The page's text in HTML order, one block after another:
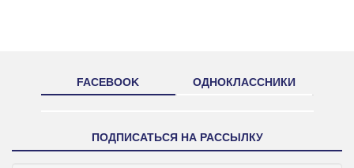
FACEBOOK ОДНОКЛАССНИКИ
ПОДПИСАТЬСЯ НА РАССЫЛКУ